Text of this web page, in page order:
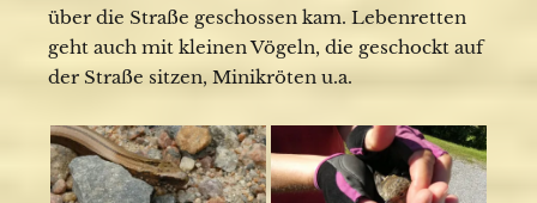
über die Straße geschossen kam. Lebenretten
geht auch mit kleinen Vögeln, die geschockt auf
der Straße sitzen, Minikröten u.a.